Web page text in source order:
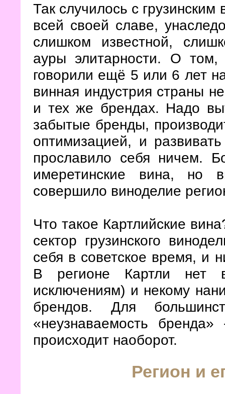
Так случилось с
всей своей славе,
слишком известной,
ауры элитарности. О том,
говорили ещё 5 или 6 лет
винная индустрия страны
и тех же брендах. Надо
забытые бренды,
оптимизацией, и
прославило себя ничем.
имеретинские вина, но
совершило виноделие
Что такое Картлийские
сектор грузинского
себя в советское время, и
В регионе Картли нет
исключениям) и некому
брендов. Для
«неузнаваемость
происходит наоборот.
Регион и